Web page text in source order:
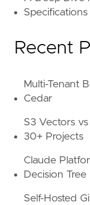
Specifications
Recent
Multi-Tenant
Cedar
S3 Vectors
30+ Projects
Claude
Decision Tree
Self-Hosted